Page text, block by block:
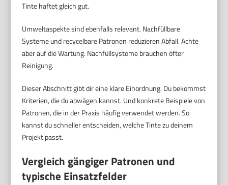
Tinte haftet gleich gut.
Umweltaspekte sind ebenfalls relevant. Nachfüllbare
Systeme und recycelbare Patronen reduzieren Abfall. Achte
aber auf die Wartung. Nachfüllsysteme brauchen öfter
Reinigung.
Dieser Abschnitt gibt dir eine klare Einordnung. Du bekommst
Kriterien, die du abwägen kannst. Und konkrete Beispiele von
Patronen, die in der Praxis häufig verwendet werden. So
kannst du schneller entscheiden, welche Tinte zu deinem
Projekt passt.
Vergleich gängiger Patronen und
typische Einsatzfelder